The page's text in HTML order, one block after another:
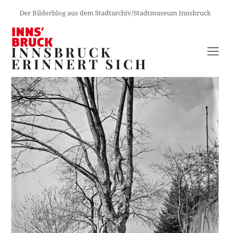
Der Bilderblog aus dem Stadtarchiv/Stadtmuseum Innsbruck
INNSBRUCK
ERINNERT SICH